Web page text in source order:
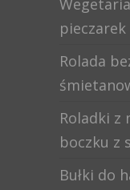
Rolada
Roladki z
boczku z
Bułki do